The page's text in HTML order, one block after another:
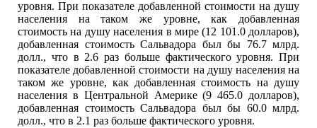
уровня. При показателе добавленной стоимости на душу
населения на таком же уровне, как добавленная
стоимость на душу населения в мире (12 101.0 долларов),
добавленная стоимость Сальвадора был бы 76.7 млрд.
долл., что в 2.6 раз больше фактического уровня. При
показателе добавленной стоимости на душу населения на
таком же уровне, как добавленная стоимость на душу
населения в Центральной Америке (9 465.0 долларов),
добавленная стоимость Сальвадора был бы 60.0 млрд.
долл., что в 2.1 раз больше фактического уровня.